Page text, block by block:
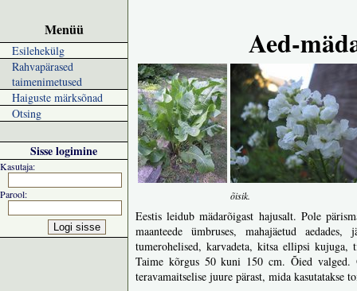
Menüü
Esilehekülg
Rahvapärased
taimenimetused
Haiguste märksõnad
Otsing
Sisse logimine
Kasutaja:
Parool:
Aed-
õisik.
Eestis leidub mädarõigast hajusalt. Pole
maanteede ümbruses, mahajäetud
tumerohelised, karvadeta, kitsa ellipsi
Taime kõrgus 50 kuni 150 cm. Õied valged.
teravamaitselise juure pärast, mida kasutatakse